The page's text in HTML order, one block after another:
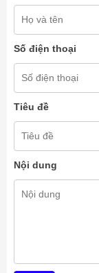
Số điện thoại
Tiêu đề
Nội dung